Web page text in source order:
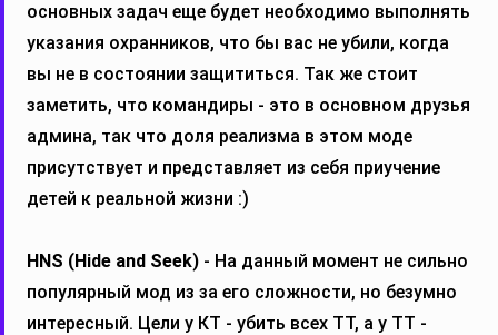
основных задач еще будет необходимо выполнять
указания охранников, что бы вас не убили, когда
вы не в состоянии защититься. Так же стоит
заметить, что командиры - это в основном друзья
админа, так что доля реализма в этом моде
присутствует и представляет из себя приучение
детей к реальной жизни :)
HNS (Hide and Seek) - На данный момент не сильно
популярный мод из за его сложности, но безумно
интересный. Цели у КТ - убить всех ТТ, а у ТТ -